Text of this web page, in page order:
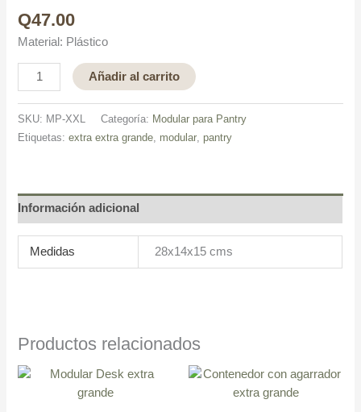
Q47.00
Material: Plástico
Añadir al carrito
SKU: MP-XXL Categoría: Modular para Pantry
Etiquetas:extra extra grande modular pantry
Información adicional
Medidas 28x14x15 cms
Productos relacionados